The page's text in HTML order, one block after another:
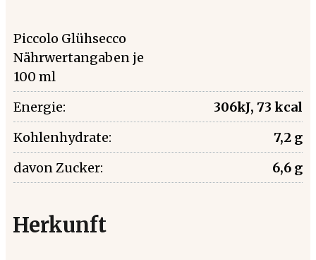
Piccolo Glühsecco
Nährwertangaben je
100 ml
Energie:
306kJ, 73 kcal
Kohlenhydrate:
7,2 g
davon Zucker:
6,6 g
Herkunft